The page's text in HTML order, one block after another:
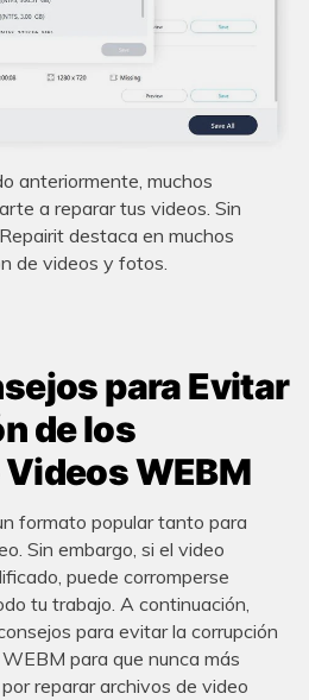
anteriormente, muchos
a reparar tus videos. Sin
destaca en muchos
de videos y fotos.
para Evitar
de los
WEBM
formato popular tanto para
Sin embargo, si el video
puede corromperse
tu trabajo. A continuación,
para evitar la corrupción
para que nunca más
reparar archivos de video